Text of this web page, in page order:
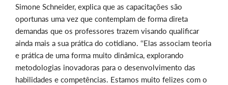
Simone Schneider, explica que as capacitações são
oportunas uma vez que contemplam de forma direta
demandas que os professores trazem visando qualificar
ainda mais a sua prática do cotidiano. ‘‘Elas associam teoria
e prática de uma forma muito dinâmica, explorando
metodologias inovadoras para o desenvolvimento das
habilidades e competências. Estamos muito felizes com o